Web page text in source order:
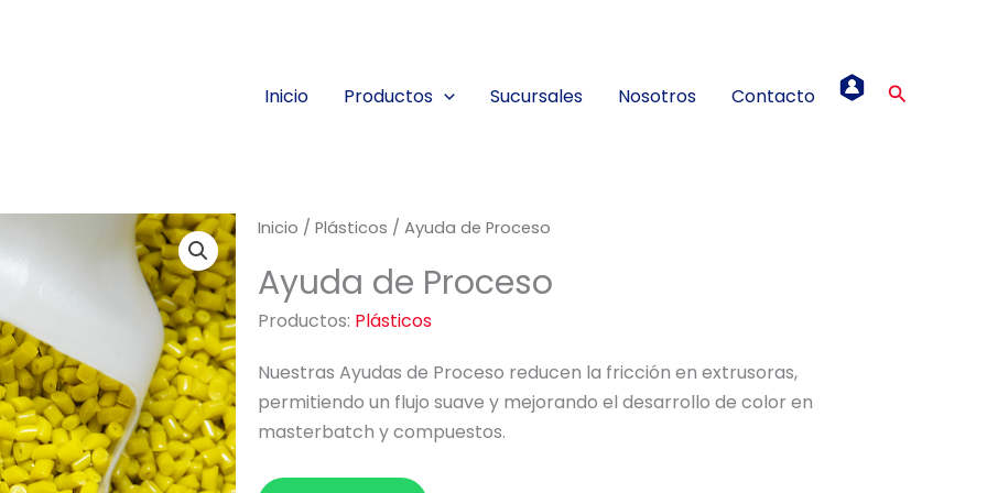
Inicio
Productos Sucursales Nosotros Contacto Buscar
Inicio / Plásticos / Ayuda de Proceso
Ayuda de Proceso
Productos: Plásticos
Nuestras Ayudas de Proceso reducen la fricción en extrusoras,
permitiendo un flujo suave y mejorando el desarrollo de color en
masterbatch y compuestos.